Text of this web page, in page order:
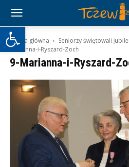
Otwórz pasek narzędzi
Strona główna Seniorzy świętowali
Marianna-i-Ryszard-Zoch
9-Marianna-i-Ryszard-